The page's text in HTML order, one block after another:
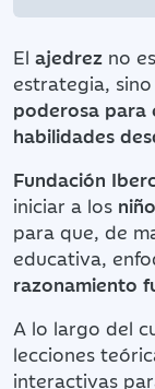
El ajedrez no
estrategia,
poderosa para
habilidades
Fundación
iniciar a los
para que, de
educativa,
razonamiento
A lo largo del
lecciones
interactivas